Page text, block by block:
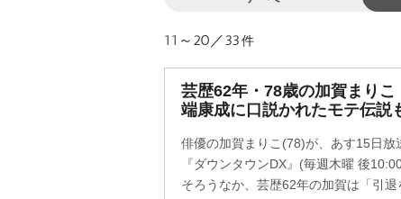
11～20／33件
芸歴62年・78歳の加賀まりこ
端康成に口説かれたモテ伝説
俳優の加賀まりこ(78)が、あす15日放
『ダウンタウンDX』(毎週木曜 後
そろうなか、芸歴62年の加賀は「引退